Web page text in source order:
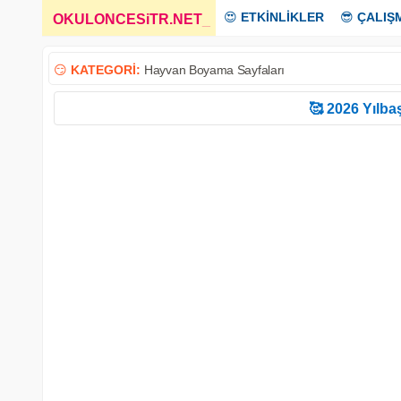
OKULONCESiTR.NET 😍 ETKİNLİKLER 😎
😏 KATEGORİ: Hayvan Boyama Sayfaları
🥰 2026